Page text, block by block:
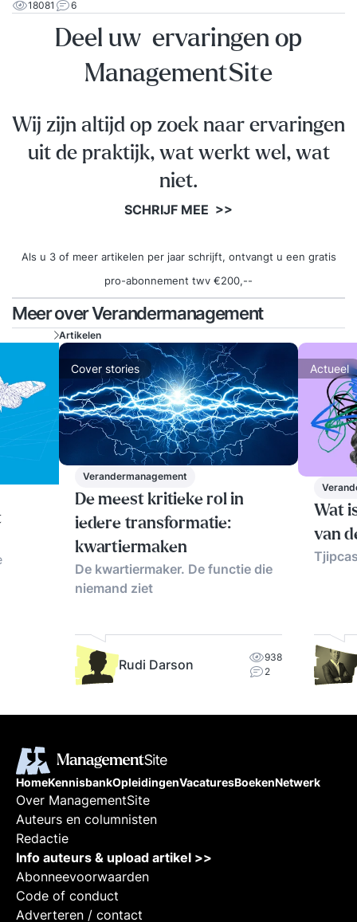
18081 6
Deel uw ervaringen op
ManagementSite
Wij zijn altijd op zoek naar ervaringen
uit de praktijk, wat werkt wel, wat
niet.
SCHRIJF MEE >>
Als u 3 of meer artikelen per jaar schrijft, ontvangt u een gratis
pro-abonnement twv €200,--
Meer over Verandermanagement
Artikelen
Cover stories
Verandermanagement
De meest kritieke rol in
iedere transformatie:
kwartiermaken
De kwartiermaker. De functie die
niemand ziet
Rudi Darson
938
2
Actueel
Wat
van
HomeKennisbankOpleidingenVacaturesBoekenNetwerk
Over ManagementSite
Auteurs en columnisten
Redactie
Info auteurs & upload artikel >>
Abonneevoorwaarden
Code of conduct
Adverteren / contact